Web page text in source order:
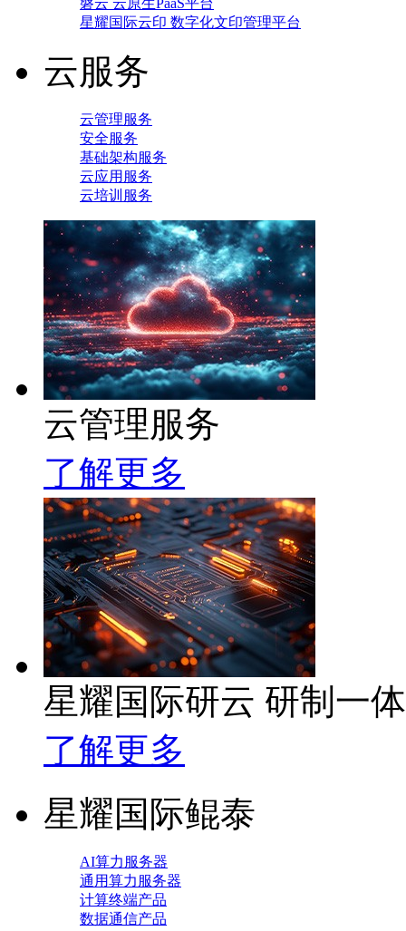
磐云 云原生PaaS平台
星耀国际云印 数字化文印管理平台
云服务
云管理服务
安全服务
基础架构服务
云应用服务
云培训服务
云管理服务
了解更多
星耀国际研云 研制一
了解更多
星耀国际鲲泰
AI算力服务器
通用算力服务器
计算终端产品
数据通信产品